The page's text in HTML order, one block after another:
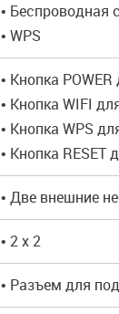
• Беспроводная
• WPS
• Кнопка
• Кнопка WIFI
• Кнопка WPS
• Кнопка RESET
• Две внешние
• 2 x 2
• Разъем для